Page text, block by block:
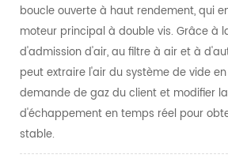
boucle ouverte à haut rendement, qui
moteur principal à double vis. Grâce à
d'admission d'air, au filtre à air et à
peut extraire l'air du système de vide
demande de gaz du client et modifier
d'échappement en temps réel pour
stable.